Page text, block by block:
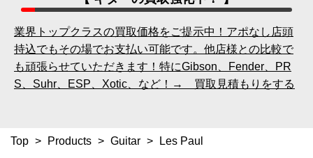
業界トップクラスの買取価格をご提示中！アポなし店頭
持込でもその場でお支払い可能です。他店様との比較で
も頑張らせていただきます！特にGibson、Fender、PR
S、Suhr、ESP、Xotic、など！→ 買取見積もりをする
Top > Products > Guitar >
Les Paul